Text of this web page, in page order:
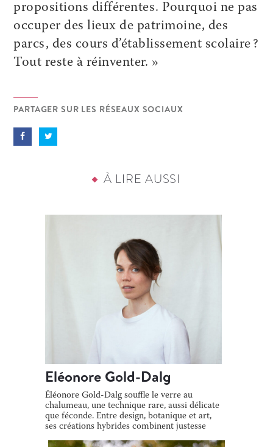
propositions différentes. Pourquoi ne pas
occuper des lieux de patrimoine, des
parcs, des cours d’établissement scolaire ?
Tout reste à réinventer. »
PARTAGER SUR LES RÉSEAUX SOCIAUX
À LIRE AUSSI
Eléonore Gold-Dalg
Éléonore Gold-Dalg souffle le verre au
chalumeau, une technique rare, aussi délicate
que féconde. Entre design, botanique et art,
ses créations hybrides combinent justesse